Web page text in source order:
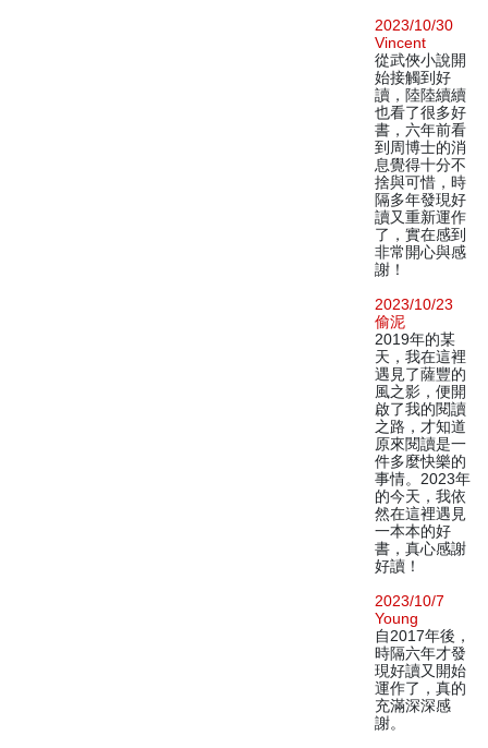
2023/10/30
Vincent
從武俠小說開
始接觸到好
讀，陸陸續續
也看了很多好
書，六年前看
到周博士的消
息覺得十分不
捨與可惜，時
隔多年發現好
讀又重新運作
了，實在感到
非常開心與感
謝！
2023/10/23
偷泥
2019年的某
天，我在這裡
遇見了薩豐的
風之影，便開
啟了我的閱讀
之路，才知道
原來閱讀是一
件多麼快樂的
事情。2023年
的今天，我依
然在這裡遇見
一本本的好
書，真心感謝
好讀！
2023/10/7
Young
自2017年後，
時隔六年才發
現好讀又開始
運作了，真的
充滿深深感
謝。